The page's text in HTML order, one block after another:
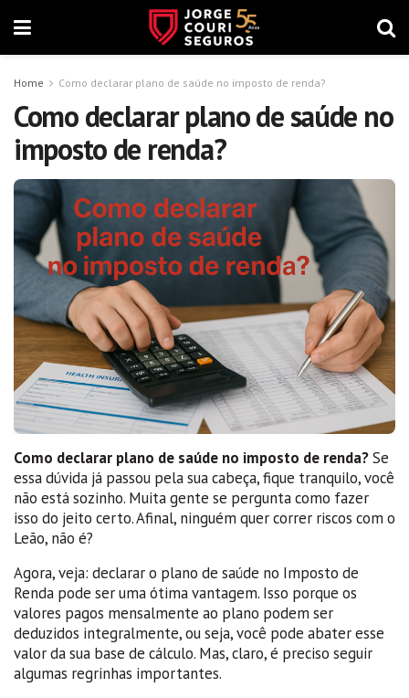
Home Como declarar plano de saúde no imposto de renda?
Como declarar plano de saúde no
imposto de renda?
Como declarar plano de saúde no imposto de renda?Se
essa dúvida já passou pela sua cabeça, fique tranquilo, você
não está sozinho. Muita gente se pergunta como fazer
isso do jeito certo. Afinal, ninguém quer correr riscos com o
Leão, não é?
Agora, veja: declarar o plano de saúde no Imposto de
Renda pode ser uma ótima vantagem. Isso porque os
valores pagos mensalmente ao plano podem ser
deduzidos integralmente, ou seja, você pode abater esse
valor da sua base de cálculo. Mas, claro, é preciso seguir
algumas regrinhas importantes.